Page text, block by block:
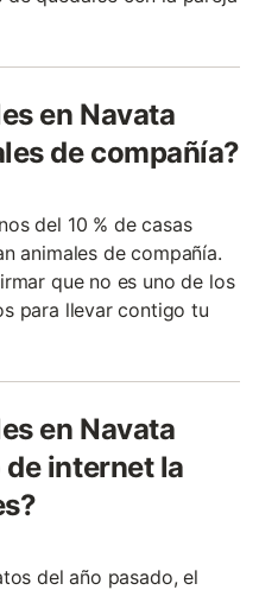
en Navata
de compañía?
del 10 % de casas
animales de compañía.
que no es uno de los
para llevar contigo tu
en Navata
internet la
del año pasado, el